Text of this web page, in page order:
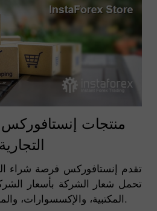
منتجات
التجارية
تقدم إنستافوركس فرصة شراء
تحمل شعار الشركة بأسعار
المكتبية، والإكسسوارات، والملابس، وغيرها من السلع.